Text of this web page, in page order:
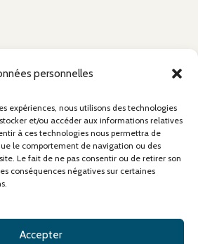
personnelles
expériences, nous utilisons des technologies
et/ou accéder aux informations relatives
à ces technologies nous permettra de
le comportement de navigation ou des
Le fait de ne pas consentir ou de retirer son
conséquences négatives sur certaines
Accepter
Légales
de confidentialité
de cookies
Contact